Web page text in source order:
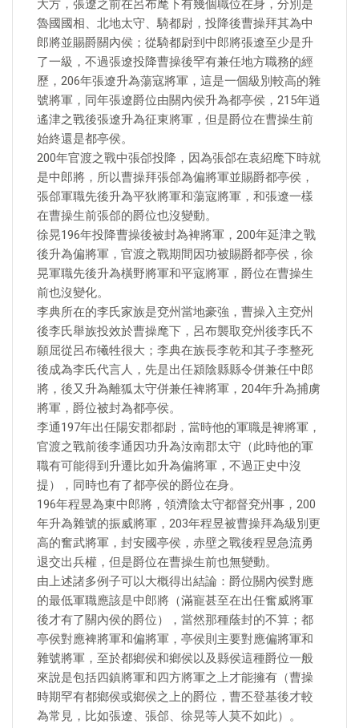
大方，張遼之前在呂布麾下有幾個職位在身，分別是
魯國國相、北地太守、騎都尉，投降後曹操拜其為中
郎將並賜爵關內侯；從騎都尉到中郎將張遼至少是升
了一級，不過張遼投降曹操後罕有兼任地方職務的經
歷，206年張遼升為蕩寇將軍，這是一個級別較高的雜
號將軍，同年張遼爵位由關內侯升為都亭侯，215年逍
遙津之戰後張遼升為征東將軍，但是爵位在曹操生前
始終還是都亭侯。
200年官渡之戰中張郃投降，因為張郃在袁紹麾下時就
是中郎將，所以曹操拜張郃為偏將軍並賜爵都亭侯，
張郃軍職先後升為平狄將軍和蕩寇將軍，和張遼一樣
在曹操生前張郃的爵位也沒變動。
徐晃196年投降曹操後被封為裨將軍，200年延津之戰
後升為偏將軍，官渡之戰期間因功被賜爵都亭侯，徐
晃軍職先後升為橫野將軍和平寇將軍，爵位在曹操生
前也沒變化。
李典所在的李氏家族是兗州當地豪強，曹操入主兗州
後李氏舉族投效於曹操麾下，呂布襲取兗州後李氏不
願屈從呂布犧牲很大；李典在族長李乾和其子李整死
後成為李氏代言人，先是出任潁陰縣縣令併兼任中郎
將，後又升為離狐太守併兼任裨將軍，204年升為捕虜
將軍，爵位被封為都亭侯。
李通197年出任陽安郡都尉，當時他的軍職是裨將軍，
官渡之戰前後李通因功升為汝南郡太守（此時他的軍
職有可能得到升遷比如升為偏將軍，不過正史中沒
提），同時也有了都亭侯的爵位在身。
196年程昱為東中郎將，領濟陰太守都督兗州事，200
年升為雜號的振威將軍，203年程昱被曹操拜為級別更
高的奮武將軍，封安國亭侯，赤壁之戰後程昱急流勇
退交出兵權，但是爵位在曹操生前也無變動。
由上述諸多例子可以大概得出結論：爵位關內侯對應
的最低軍職應該是中郎將（滿寵甚至在出任奮威將軍
後才有了關內侯的爵位），當然那種蔭封的不算；都
亭侯對應裨將軍和偏將軍，亭侯則主要對應偏將軍和
雜號將軍，至於都鄉侯和鄉侯以及縣侯這種爵位一般
來說是包括四鎮將軍和四方將軍之上才能擁有（曹操
時期罕有都鄉侯或鄉侯之上的爵位，曹丕登基後才較
為常見，比如張遼、張郃、徐晃等人莫不如此）。